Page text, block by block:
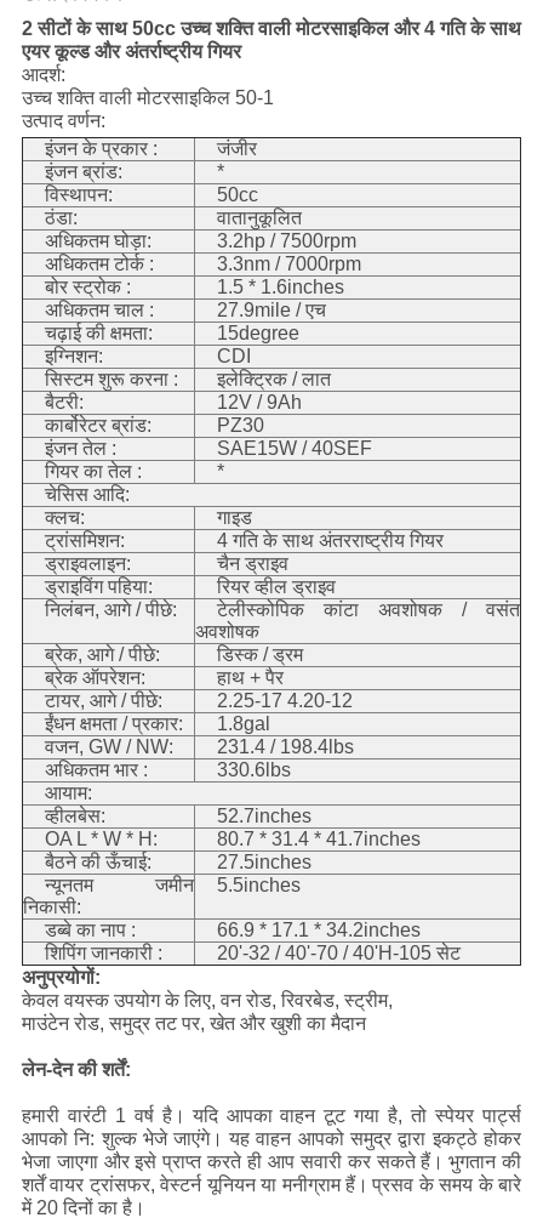
2 सीटों के साथ 50cc उच्च शक्ति वाली मोटरसाइकिल और 4 गति के साथ
एयर कूल्ड और अंतर्राष्ट्रीय गियर
आदर्श:
उच्च शक्ति वाली मोटरसाइकिल 50-1
उत्पाद वर्णन:
इंजन के प्रकार :
जंजीर
इंजन ब्रांड:
*
विस्थापन:
50cc
ठंडा:
वातानुकूलित
अधिकतम घोड़ा:
3.2hp / 7500rpm
अधिकतम टोर्क :
3.3nm / 7000rpm
बोर स्ट्रोक :
1.5 * 1.6inches
अधिकतम चाल :
27.9mile / एच
चढ़ाई की क्षमता:
15degree
इग्निशन:
CDI
सिस्टम शुरू करना :
इलेक्ट्रिक / लात
बैटरी:
12V / 9Ah
कार्बोरेटर ब्रांड:
PZ30
इंजन तेल :
SAE15W / 40SEF
गियर का तेल :
*
चेसिस आदि:
क्लच:
गाइड
ट्रांसमिशन:
4 गति के साथ अंतरराष्ट्रीय गियर
ड्राइवलाइन:
चैन ड्राइव
ड्राइविंग पहिया:
रियर व्हील ड्राइव
निलंबन, आगे / पीछे:
टेलीस्कोपिक कांटा अवशोषक / वसंत
अवशोषक
ब्रेक, आगे / पीछे:
डिस्क / ड्रम
ब्रेक ऑपरेशन:
हाथ + पैर
टायर, आगे / पीछे:
2.25-17 4.20-12
ईंधन क्षमता / प्रकार:
1.8gal
वजन, GW / NW:
231.4 / 198.4lbs
अधिकतम भार :
330.6lbs
आयाम:
व्हीलबेस:
52.7inches
OA L * W * H:
80.7 * 31.4 * 41.7inches
बैठने की ऊँचाई:
27.5inches
न्यूनतम जमीन
निकासी:
5.5inches
डब्बे का नाप :
66.9 * 17.1 * 34.2inches
शिपिंग जानकारी :
20'-32 / 40'-70 / 40'H-105 सेट
अनुप्रयोगों:
केवल वयस्क उपयोग के लिए, वन रोड, रिवरबेड, स्ट्रीम,
माउंटेन रोड, समुद्र तट पर, खेत और खुशी का मैदान
लेन-देन की शर्तें:
हमारी वारंटी 1 वर्ष है। यदि आपका वाहन टूट गया है, तो स्पेयर पार्ट्स
आपको नि: शुल्क भेजे जाएंगे। यह वाहन आपको समुद्र द्वारा इकट्ठे होकर
भेजा जाएगा और इसे प्राप्त करते ही आप सवारी कर सकते हैं। भुगतान की
शर्तें वायर ट्रांसफर, वेस्टर्न यूनियन या मनीग्राम हैं। प्रसव के समय के बारे
में 20 दिनों का है।